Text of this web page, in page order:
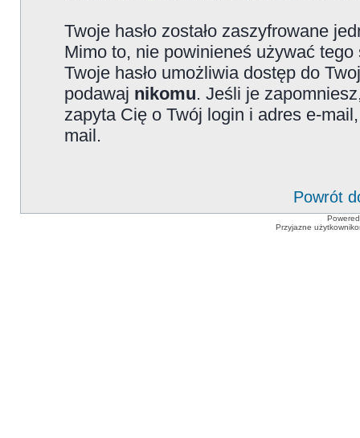
Twoje hasło zostało zaszyfrowane
Mimo to, nie powinieneś używać
Twoje hasło umożliwia dostęp do
podawaj nikomu. Jeśli je
zapyta Cię o Twój login i adres e-
mail.
Powrót
Przyjazne